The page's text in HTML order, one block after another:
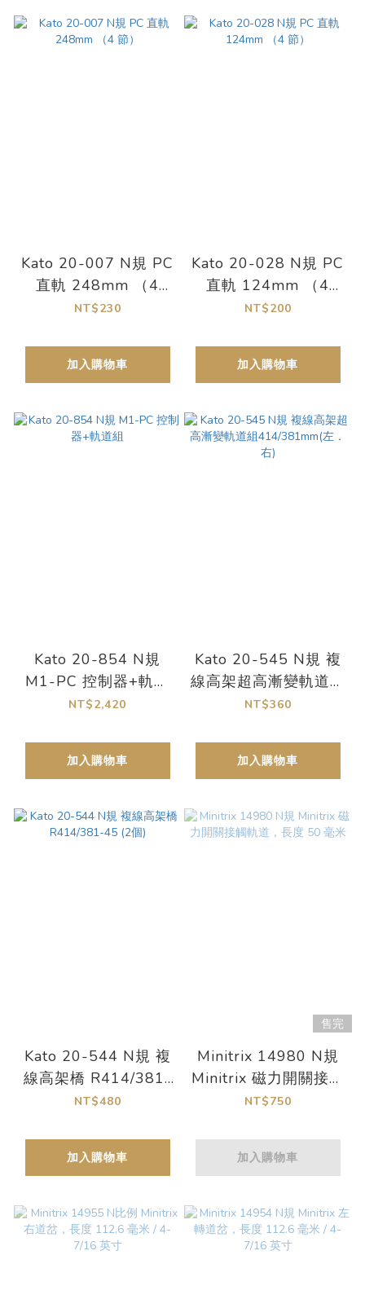
Kato 20-007 N規 PC
直軌 248mm （4
節）
NT$230
加入購物車
Kato 20-028 N規 PC
直軌 124mm （4
節）
NT$200
加入購物車
Kato 20-854 N規
M1-PC 控制器+軌道
組
NT$2,420
加入購物車
Kato 20-545 N規 複
線高架超高漸變軌道組
414/381mm(左．右)
NT$360
加入購物車
Kato 20-544 N規 複
線高架橋 R414/381-
45 (2個)
NT$480
加入購物車
售完
Minitrix 14980 N規
Minitrix 磁力開關接觸
軌道，長度 50 毫米
NT$750
加入購物車